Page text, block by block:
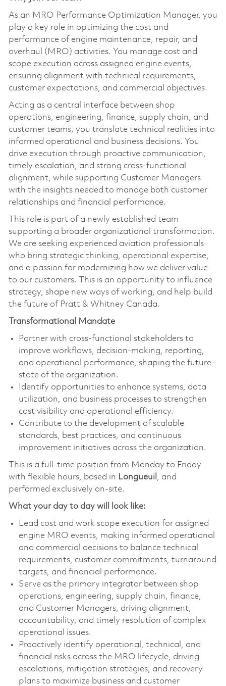
As an MRO Performance Optimization Manager, you
play a key role in optimizing the cost and
performance of engine maintenance, repair, and
overhaul (MRO) activities. You manage cost and
scope execution across assigned engine events,
ensuring alignment with technical requirements,
customer expectations, and commercial objectives.
Acting as a central interface between shop
operations, engineering, finance, supply chain, and
customer teams, you translate technical realities into
informed operational and business decisions. You
drive execution through proactive communication,
timely escalation, and strong cross-functional
alignment, while supporting Customer Managers
with the insights needed to manage both customer
relationships and financial performance.
This role is part of a newly established team
supporting a broader organizational transformation.
We are seeking experienced aviation professionals
who bring strategic thinking, operational expertise,
and a passion for modernizing how we deliver value
to our customers. This is an opportunity to influence
strategy, shape new ways of working, and help build
the future of Pratt & Whitney Canada.
Transformational Mandate
Partner with cross-functional stakeholders to
improve workflows, decision-making, reporting,
and operational performance, shaping the future-
state of the organization.
Identify opportunities to enhance systems, data
utilization, and business processes to strengthen
cost visibility and operational efficiency.
Contribute to the development of scalable
standards, best practices, and continuous
improvement initiatives across the organization.
This is a full-time position from Monday to Friday
with flexible hours, based in Longueuil , and
performed exclusively on-site.
What your day to day will look like:
Lead cost and work scope execution for assigned
engine MRO events, making informed operational
and commercial decisions to balance technical
requirements, customer commitments, turnaround
targets, and financial performance.
Serve as the primary integrator between shop
operations, engineering, supply chain, finance,
and Customer Managers, driving alignment,
accountability, and timely resolution of complex
operational issues.
Proactively identify operational, technical, and
financial risks across the MRO lifecycle, driving
escalations, mitigation strategies, and recovery
plans to maximize business and customer